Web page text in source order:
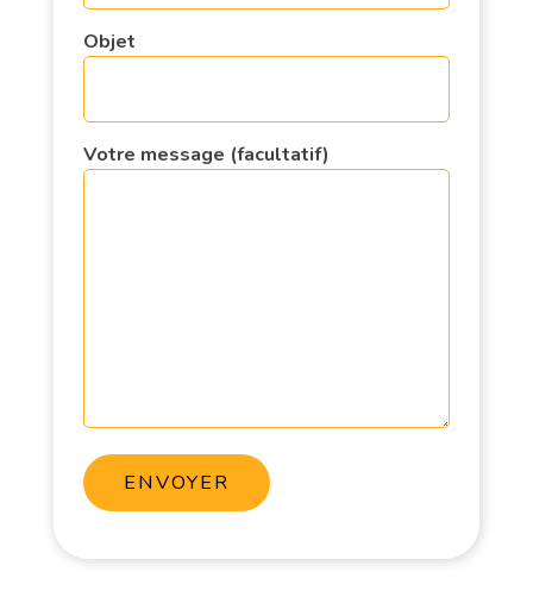
Objet
Votre message (facultatif)